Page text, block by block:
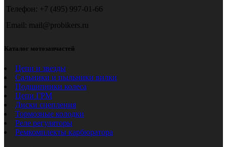
Телефон: +7 (495) 997-01-66
Email: mail@probikers.ru
Каталог мотозапчастей
Цепи и звезды
Сальники и пыльники вилки
Подшипники колеса
Цепи ГРМ
Диски сцепления
Тормозные колодки
Реле регуляторы
Ремкомплекты карбюратора